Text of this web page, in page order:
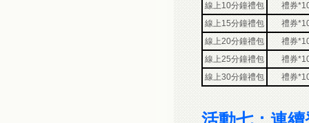
線上10分鐘禮包
禮券
線上15分鐘禮包
禮券
線上20分鐘禮包
禮券
線上25分鐘禮包
禮券
線上30分鐘禮包
禮券